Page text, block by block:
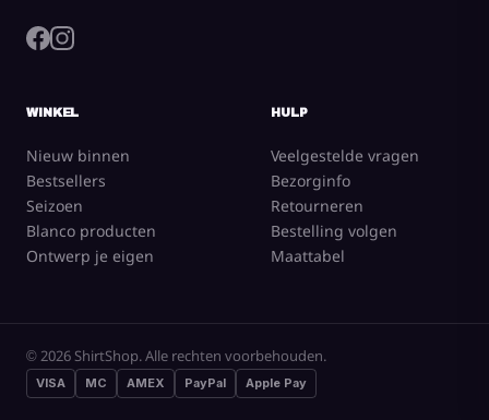
WINKEL
Nieuw binnen
Bestsellers
Seizoen
Blanco producten
Ontwerp je eigen
HULP
Veelgestelde vragen
Bezorginfo
Retourneren
Bestelling volgen
Maattabel
© 2026 ShirtShop. Alle rechten voorbehouden.
VISA MC AMEX PayPal Apple Pay